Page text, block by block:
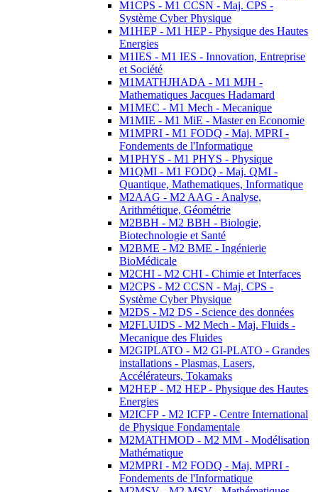
M1CPS - M1 CCSN - Maj. CPS -
Système Cyber Physique
M1HEP - M1 HEP - Physique des Hautes
Energies
M1IES - M1 IES - Innovation, Entreprise
et Société
M1MATHJHADA - M1 MJH -
Mathematiques Jacques Hadamard
M1MEC - M1 Mech - Mecanique
M1MIE - M1 MiE - Master en Economie
M1MPRI - M1 FODQ - Maj. MPRI -
Fondements de l'Informatique
M1PHYS - M1 PHYS - Physique
M1QMI - M1 FODQ - Maj. QMI -
Quantique, Mathematiques, Informatique
M2AAG - M2 AAG - Analyse,
Arithmétique, Géométrie
M2BBH - M2 BBH - Biologie,
Biotechnologie et Santé
M2BME - M2 BME - Ingénierie
BioMédicale
M2CHI - M2 CHI - Chimie et Interfaces
M2CPS - M2 CCSN - Maj. CPS -
Système Cyber Physique
M2DS - M2 DS - Science des données
M2FLUIDS - M2 Mech - Maj. Fluids -
Mecanique des Fluides
M2GIPLATO - M2 GI-PLATO - Grandes
installations - Plasmas, Lasers,
Accélérateurs, Tokamaks
M2HEP - M2 HEP - Physique des Hautes
Energies
M2ICFP - M2 ICFP - Centre International
de Physique Fondamentale
M2MATHMOD - M2 MM - Modélisation
Mathématique
M2MPRI - M2 FODQ - Maj. MPRI -
Fondements de l'Informatique